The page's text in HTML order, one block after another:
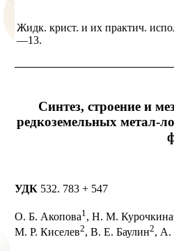
Жидк. крист. и их практич.
—13.
Синтез, строение и
редкоземельных метал-
УДК532. 783 + 547
О. Б. Акопова1, Н. М. Курочкина
М. Р. Киселев2, В. Е. Баулин2, А.